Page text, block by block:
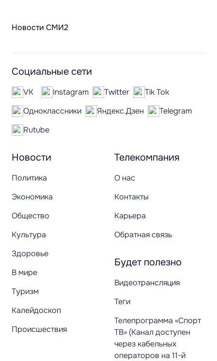
Новости СМИ2
Новости
Политика
Экономика
Общество
Культура
Здоровье
В мире
Туризм
Калейдоскоп
Происшествия
Телекомпания
О нас
Контакты
Карьера
Обратная связь
Будет полезно
Видеотрансляция
Теги
Телепрограмма «Спорт
ТВ» (Канал доступен
через кабельных
операторов на 11-й
Социальные сети
VK Instagram Twitter
Tik Tok
Одноклассники
Яндекс.Дзен
Telegram
Rutube